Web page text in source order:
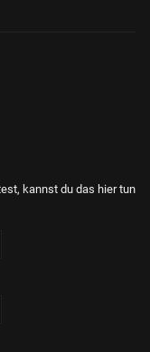
kannst du das hier tun